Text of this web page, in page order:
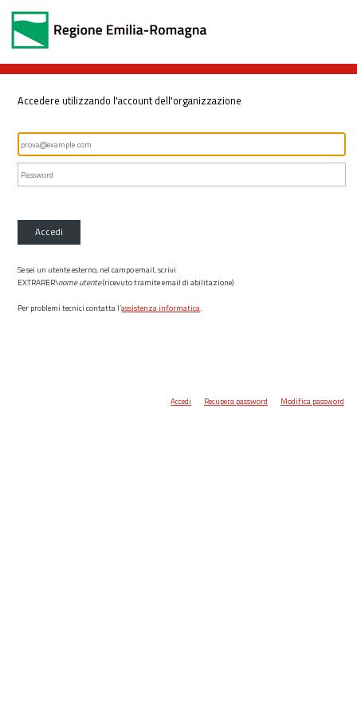
Accedere utilizzando l'account dell'organizzazione
Accedi
Se sei un utente esterno, nel campo email, scrivi
EXTRARER\nome utente(ricevuto tramite email di abilitazione)
Per problemi tecnici contatta l’assistenza informatica.
Accedi Recupera password Modifica password